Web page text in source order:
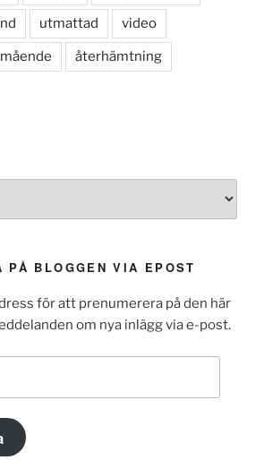
utmattad video
återhämtning
PÅ BLOGGEN VIA EPOST
för att prenumerera på den här
om nya inlägg via e-post.